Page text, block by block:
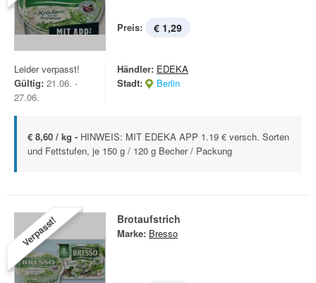
Preis: € 1,29
Leider verpasst!
Gültig: 21.06. -
27.06.
Händler: EDEKA
Stadt:
Berlin
€ 8,60 / kg - HINWEIS: MIT EDEKA APP 1.19 € versch. Sorten
und Fettstufen, je 150 g / 120 g Becher / Packung
Verpasst! Brotaufstrich
Marke: Bresso